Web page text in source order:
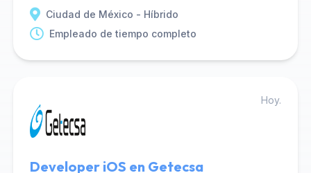
Ciudad de México - Híbrido
Empleado de tiempo completo
Hoy.
Developer iOS en Getecsa